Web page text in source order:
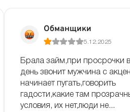
Обманщики
5.12.2025
Брала займ,при просрочки
день звонит мужчина с
начинает пугать,говорить
гадости,какие там
условия, их нет,люди не...